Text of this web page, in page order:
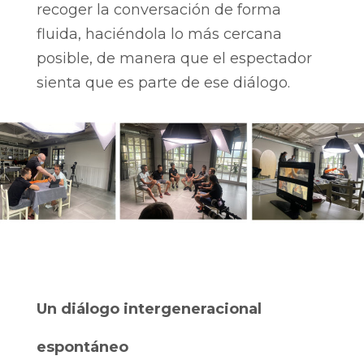
recoger la conversación de forma
fluida, haciéndola lo más cercana
posible, de manera que el espectador
sienta que es parte de ese diálogo.
Un diálogo intergeneracional
espontáneo